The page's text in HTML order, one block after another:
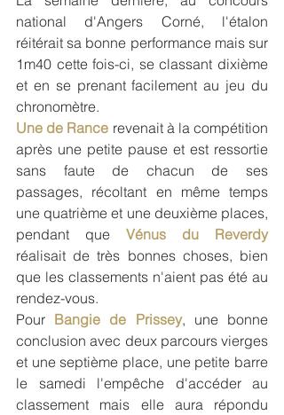
national d'Angers Corné, l'étalon
réitérait sa bonne performance mais sur
1m40 cette fois-ci, se classant dixième
et en se prenant facilement au jeu du
chronomètre.
Une de Rance revenait à la compétition
après une petite pause et est ressortie
sans faute de chacun de ses
passages, récoltant en même temps
une quatrième et une deuxième places,
pendant que
Vénus du Reverdy
réalisait de très bonnes choses, bien
que les classements n'aient pas été au
rendez-vous.
Pour Bangie de Prissey, une bonne
conclusion avec deux parcours vierges
et une septième place, une petite barre
le samedi l'empêche d'accéder au
classement mais elle aura répondu